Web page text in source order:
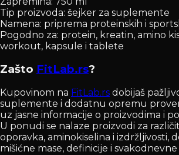
Tip proizvoda: šejker za suplemente
Namena: priprema proteinskih i
Pogodno za: protein, kreatin, amino
workout, kapsule i tablete
Zašto FitLab.rs?
Kupovinom na FitLab.rs dobijaš
suplemente i dodatnu opremu
uz jasne informacije o proizvodima i
U ponudi se nalaze proizvodi za
oporavka, aminokiselina i izdržljivosti,
mišićne mase, definicije i